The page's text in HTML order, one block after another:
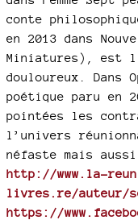
conte
en 2013 dans
Miniatures), est
douloureux. Dans
poétique paru en
pointées les
l’univers
néfaste mais
http://www.la-
livres.re/auteur/
https://